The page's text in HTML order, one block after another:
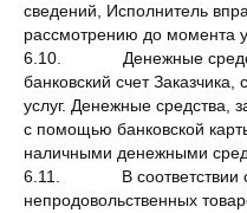
сведений, Исполнитель
рассмотрению до момента
6.10. Денежные
банковский счет Заказчика,
услуг. Денежные средства,
с помощью банковской
наличными денежными
6.11. В соответствии с
непродовольственных